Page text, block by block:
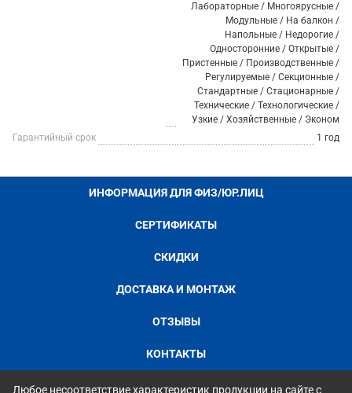
Лабораторные / Многоярусные /
Модульные / На балкон /
Напольные / Недорогие /
Односторонние / Открытые /
Пристенные / Производственные /
Регулируемые / Секционные /
Стандартные / Стационарные /
Технические / Технологические /
Узкие / Хозяйственные / Эконом
Гарантийный срок
1 год
ИНФОРМАЦИЯ ДЛЯ ФИЗ/ЮР.ЛИЦ
СЕРТИФИКАТЫ
СКИДКИ
ДОСТАВКА И МОНТАЖ
ОТЗЫВЫ
КОНТАКТЫ
Любое несоответствие характеристик продукции на сайте с